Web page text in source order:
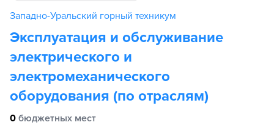
Западно-Уральский горный техникум
Эксплуатация и обслуживание
электрического и
электромеханического
оборудования (по отраслям)
0 бюджетных мест